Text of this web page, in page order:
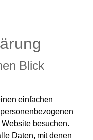
Blick
einfachen
besuchen.
Daten, mit denen